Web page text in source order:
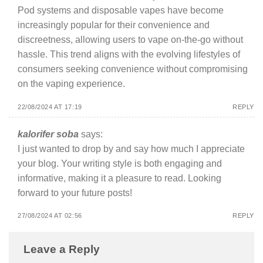
Pod systems and disposable vapes have become
increasingly popular for their convenience and
discreetness, allowing users to vape on-the-go without
hassle. This trend aligns with the evolving lifestyles of
consumers seeking convenience without compromising
on the vaping experience.
22/08/2024 AT 17:19 REPLY
kalorifer soba says:
I just wanted to drop by and say how much I appreciate
your blog. Your writing style is both engaging and
informative, making it a pleasure to read. Looking
forward to your future posts!
27/08/2024 AT 02:56 REPLY
Leave a Reply